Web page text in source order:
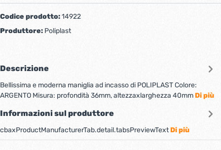
Codice prodotto:14922
Produttore: Poliplast
Descrizione
Bellissima e moderna maniglia ad incasso di POLIPLAST Colore:
ARGENTO Misura: profondità 36mm, altezzaxlarghezza 40mmDi più
Informazioni sul produttore
cbaxProductManufacturerTab.detail.tabsPreviewTextDi più